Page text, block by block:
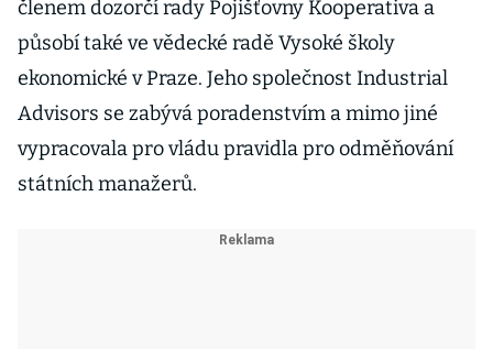
členem dozorčí rady Pojišťovny Kooperativa a
působí také ve vědecké radě Vysoké školy
ekonomické v Praze. Jeho společnost Industrial
Advisors se zabývá poradenstvím a mimo jiné
vypracovala pro vládu pravidla pro odměňování
státních manažerů.